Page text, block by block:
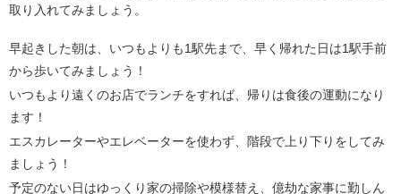
取り入れてみましょう。
早起きした朝は、いつもよりも1駅先まで、早く帰れた日は1駅手前
から歩いてみましょう！
いつもより遠くのお店でランチをすれば、帰りは食後の運動になり
ます！
エスカレーターやエレベーターを使わず、階段で上り下りをしてみ
ましょう！
予定のない日はゆっくり家の掃除や模様替え、億劫な家事に勤しん